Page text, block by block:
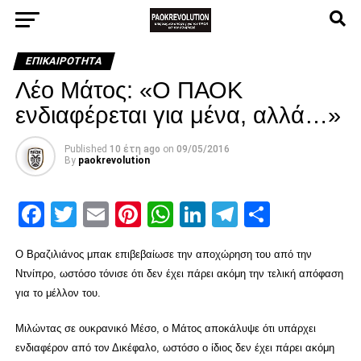
ΕΠΙΚΑΙΡΌΤΗΤΑ
Λέο Μάτος: «Ο ΠΑΟΚ
ενδιαφέρεται για μένα, αλλά…»
Published 10 έτη ago on 09/05/2016
By paokrevolution
Facebook
Twitter
EmailPinterest
WhatsApp
LinkedIn
Telegram
Ο Βραζιλιάνος μπακ επιβεβαίωσε την αποχώρηση του από την
Ντνίπρο, ωστόσο τόνισε ότι δεν έχει πάρει ακόμη την τελική απόφαση
για το μέλλον του.
Μιλώντας σε ουκρανικό Μέσο, ο Μάτος αποκάλυψε ότι υπάρχει
ενδιαφέρον από τον Δικέφαλο, ωστόσο ο ίδιος δεν έχει πάρει ακόμη